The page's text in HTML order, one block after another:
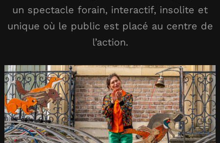
un spectacle forain, interactif, insolite et
unique où le public est placé au centre de
l’action.